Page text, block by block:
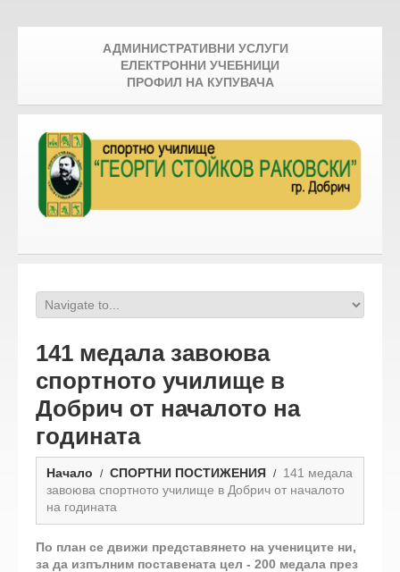
АДМИНИСТРАТИВНИ УСЛУГИ
ЕЛЕКТРОННИ УЧЕБНИЦИ
ПРОФИЛ НА КУПУВАЧА
141 медала завоюва
спортното училище в
Добрич от началото на
годината
Начало СПОРТНИ ПОСТИЖЕНИЯ
141 медала
завоюва спортното училище в Добрич от началото
на годината
По план се движи представянето на учениците ни,
за да изпълним поставената цел - 200 медала през